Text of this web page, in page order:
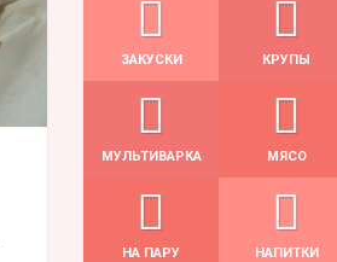
ЗАКУСКИ КРУПЫ
МУЛЬТИВАРКА МЯСО
НА ПАРУ НАПИТКИ